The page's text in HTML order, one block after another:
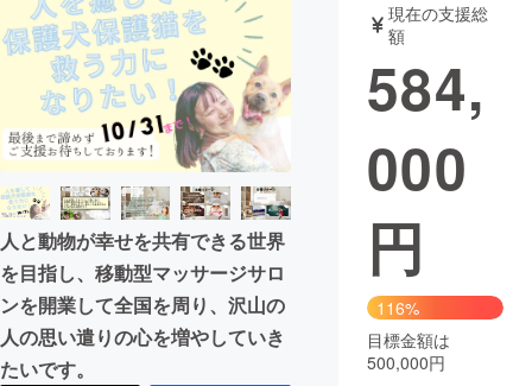
テクノロジー・ガジェット
映像・映画 書籍・雑誌
ビジネス・起業 チャレンジ
まちづくり・地域活性化
CAMPFIRE for Social Good
CAMPFIRE Creation
CAMPFIREふるさと納税machi-ya コミュニティ
人と動物が幸せを共有できる世界
を目指し、移動型マッサージサロ
ンを開業して全国を周り、沢山の
人の思い遣りの心を増やしていき
たいです。
現在の支援総
額
584,
000
円
116%
目標金額は
500,000円